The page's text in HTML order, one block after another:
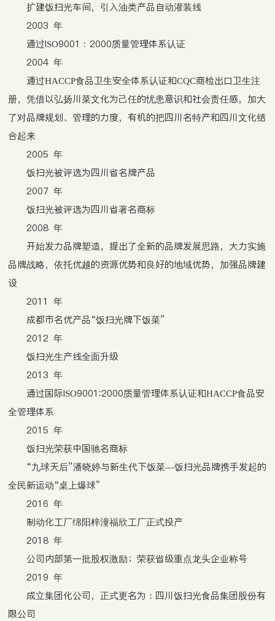
扩建饭扫光车间，引入油类产品自动灌装线
2003 年
通过ISO9001﹕2000质量管理体系认证
2004 年
通过HACCP食品卫生安全体系认证和CQC商检出口卫生注
册，凭借以弘扬川菜文化为己任的忧患意识和社会责任感，加大
了对品牌规划、管理的力度，有机的把四川名特产和四川文化结
合起来
2005 年
饭扫光被评选为四川省名牌产品
2007 年
饭扫光被评选为四川省著名商标
2008 年
开始发力品牌塑造，提出了全新的品牌发展思路，大力实施
品牌战略，依托优越的资源优势和良好的地域优势，加强品牌建
设
2011 年
成都市名优产品“饭扫光牌下饭菜”
2012 年
饭扫光生产线全面升级
2013 年
通过国际ISO9001∶2000质量管理体系认证和HACCP食品安
全管理体系
2015 年
饭扫光荣获中国驰名商标
“九球天后”潘晓婷与新生代下饭菜—饭扫光品牌携手发起的
全民新运动“桌上爆球”
2016 年
制动化工厂绵阳梓潼福欣工厂正式投产
2018 年
公司内部第一批股权激励；荣获省级重点龙头企业称号
2019 年
成立集团化公司，正式更名为：四川饭扫光食品集团股份有
限公司